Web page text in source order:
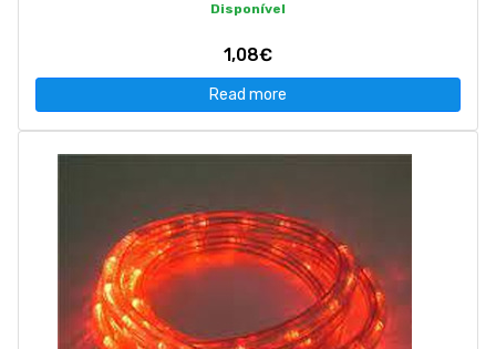
Disponível
1,08€
Read more